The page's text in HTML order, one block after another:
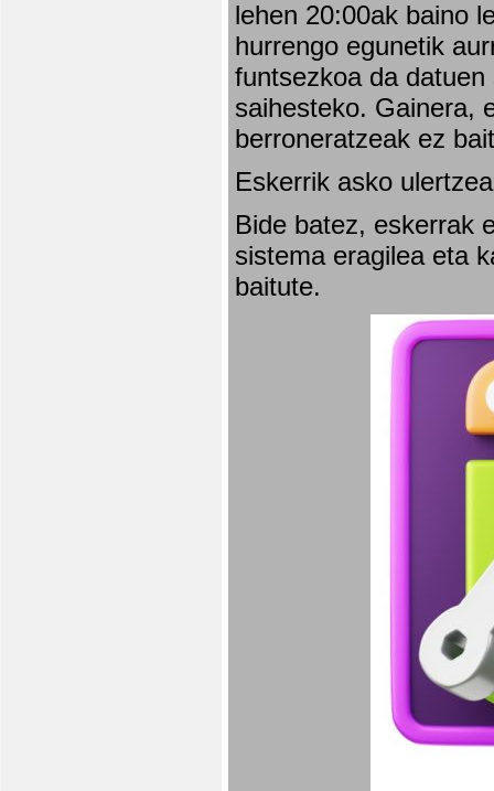
lehen 20:00ak baino
hurrengo egunetik
funtsezkoa da
saihesteko. Gainera,
berroneratzeak ez
Eskerrik asko
Bide batez, eskerrak
sistema eragilea eta
baitute.